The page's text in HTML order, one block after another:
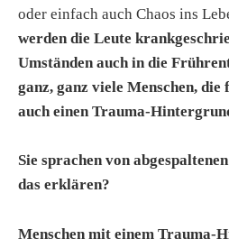
oder einfach auch Chaos ins
werden die Leute
Umständen auch in die
ganz, ganz viele Menschen,
auch einen Trauma-
Sie sprachen von
das erklären?
Menschen mit einem Trauma-